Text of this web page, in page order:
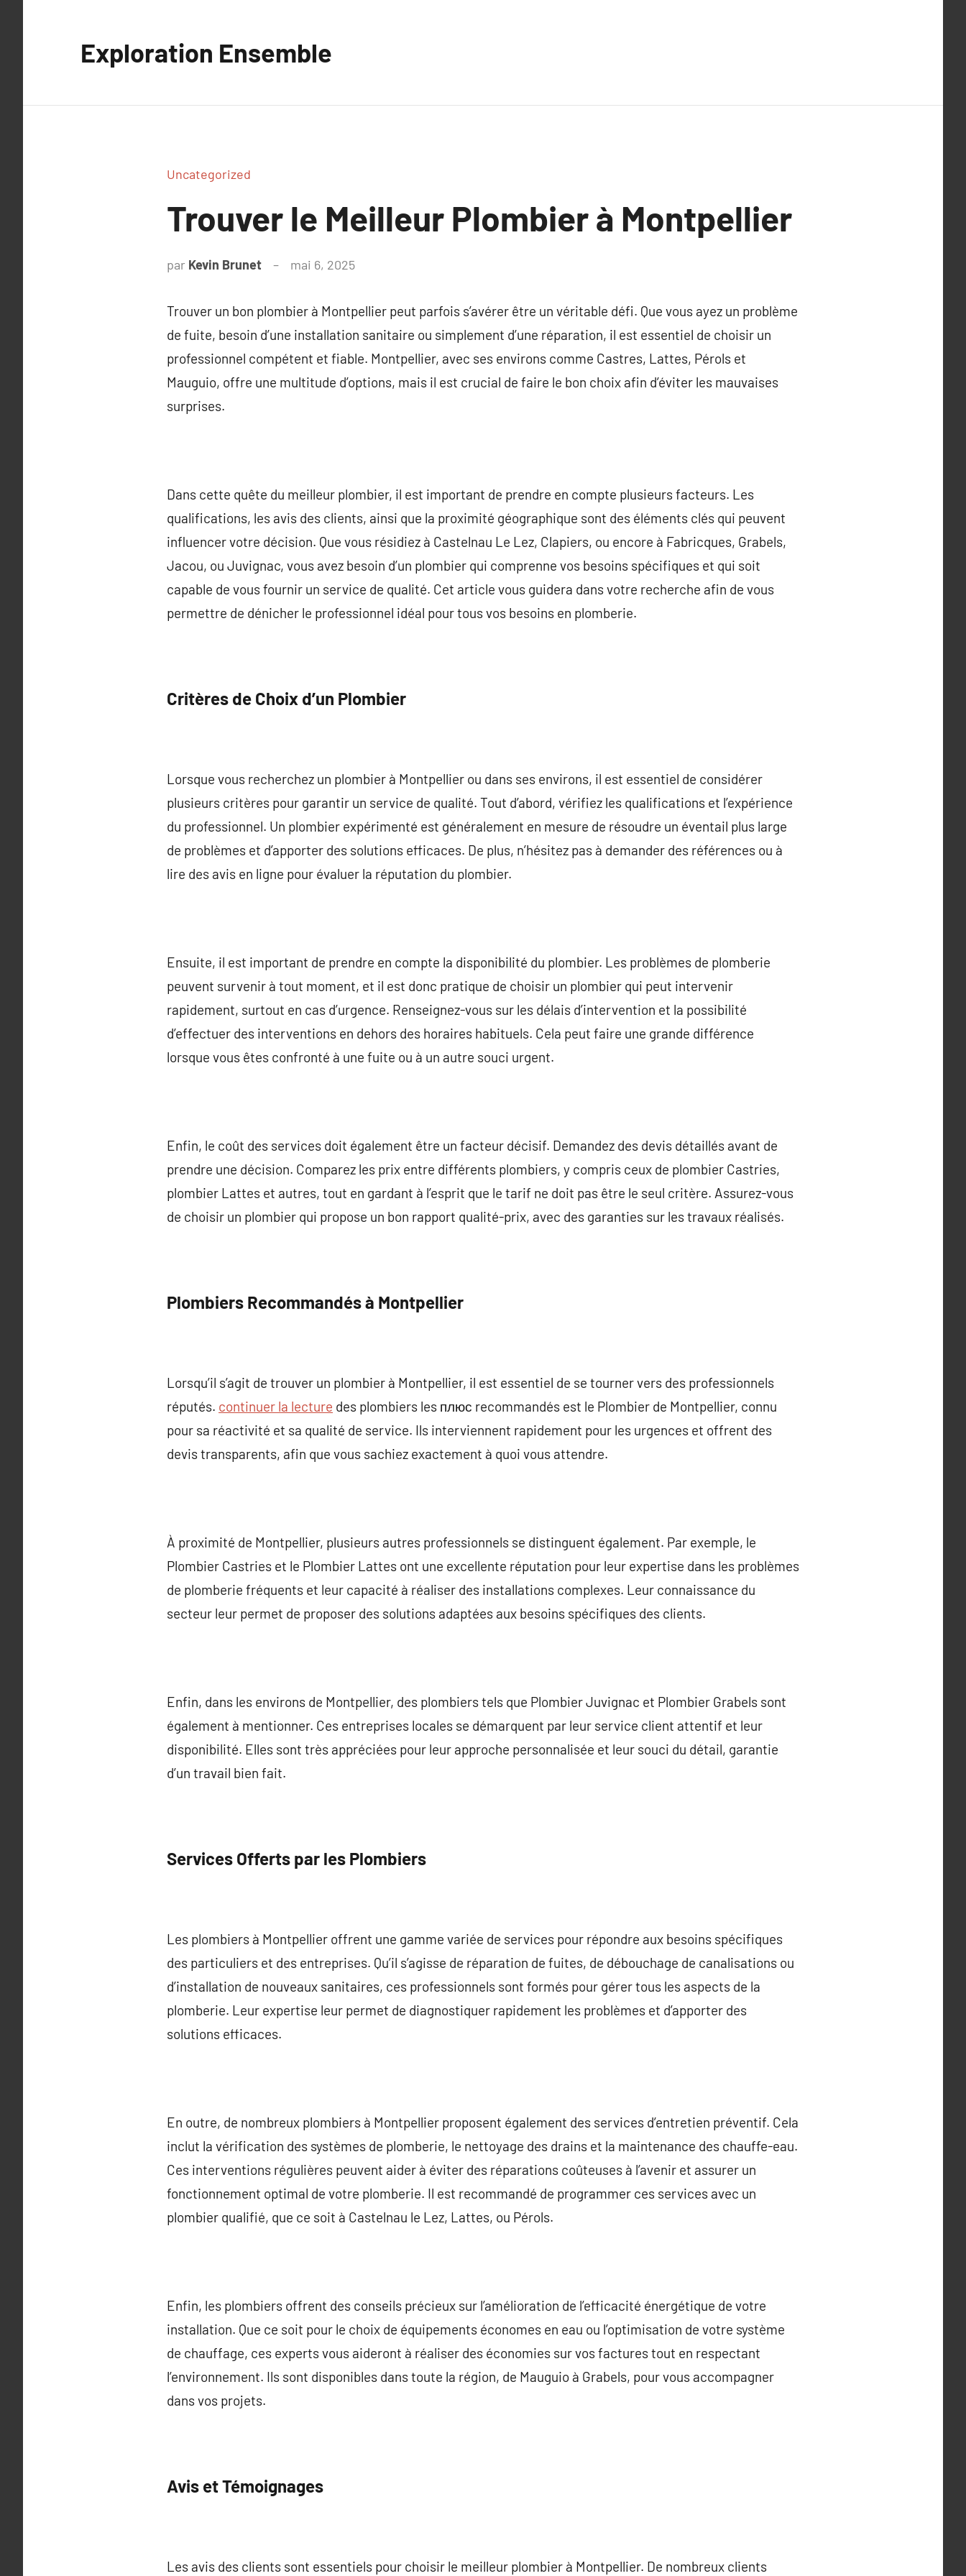
Exploration Ensemble
Uncategorized
Trouver le Meilleur Plombier à Montpellier
par Kevin Brunet mai 6, 2025
Trouver un bon plombier à Montpellier peut parfois s’avérer être un véritable défi. Que vous ayez un problème
de fuite, besoin d’une installation sanitaire ou simplement d’une réparation, il est essentiel de choisir un
professionnel compétent et fiable. Montpellier, avec ses environs comme Castres, Lattes, Pérols et
Mauguio, offre une multitude d’options, mais il est crucial de faire le bon choix afin d’éviter les mauvaises
surprises.
Dans cette quête du meilleur plombier, il est important de prendre en compte plusieurs facteurs. Les
qualifications, les avis des clients, ainsi que la proximité géographique sont des éléments clés qui peuvent
influencer votre décision. Que vous résidiez à Castelnau Le Lez, Clapiers, ou encore à Fabricques, Grabels,
Jacou, ou Juvignac, vous avez besoin d’un plombier qui comprenne vos besoins spécifiques et qui soit
capable de vous fournir un service de qualité. Cet article vous guidera dans votre recherche afin de vous
permettre de dénicher le professionnel idéal pour tous vos besoins en plomberie.
Critères de Choix d’un Plombier
Lorsque vous recherchez un plombier à Montpellier ou dans ses environs, il est essentiel de considérer
plusieurs critères pour garantir un service de qualité. Tout d’abord, vérifiez les qualifications et l’expérience
du professionnel. Un plombier expérimenté est généralement en mesure de résoudre un éventail plus large
de problèmes et d’apporter des solutions efficaces. De plus, n’hésitez pas à demander des références ou à
lire des avis en ligne pour évaluer la réputation du plombier.
Ensuite, il est important de prendre en compte la disponibilité du plombier. Les problèmes de plomberie
peuvent survenir à tout moment, et il est donc pratique de choisir un plombier qui peut intervenir
rapidement, surtout en cas d’urgence. Renseignez-vous sur les délais d’intervention et la possibilité
d’effectuer des interventions en dehors des horaires habituels. Cela peut faire une grande différence
lorsque vous êtes confronté à une fuite ou à un autre souci urgent.
Enfin, le coût des services doit également être un facteur décisif. Demandez des devis détaillés avant de
prendre une décision. Comparez les prix entre différents plombiers, y compris ceux de plombier Castries,
plombier Lattes et autres, tout en gardant à l’esprit que le tarif ne doit pas être le seul critère. Assurez-vous
de choisir un plombier qui propose un bon rapport qualité-prix, avec des garanties sur les travaux réalisés.
Plombiers Recommandés à Montpellier
Lorsqu’il s’agit de trouver un plombier à Montpellier, il est essentiel de se tourner vers des professionnels
réputés. continuer la lecture des plombiers les плюс recommandés est le Plombier de Montpellier, connu
pour sa réactivité et sa qualité de service. Ils interviennent rapidement pour les urgences et offrent des
devis transparents, afin que vous sachiez exactement à quoi vous attendre.
À proximité de Montpellier, plusieurs autres professionnels se distinguent également. Par exemple, le
Plombier Castries et le Plombier Lattes ont une excellente réputation pour leur expertise dans les problèmes
de plomberie fréquents et leur capacité à réaliser des installations complexes. Leur connaissance du
secteur leur permet de proposer des solutions adaptées aux besoins spécifiques des clients.
Enfin, dans les environs de Montpellier, des plombiers tels que Plombier Juvignac et Plombier Grabels sont
également à mentionner. Ces entreprises locales se démarquent par leur service client attentif et leur
disponibilité. Elles sont très appréciées pour leur approche personnalisée et leur souci du détail, garantie
d’un travail bien fait.
Services Offerts par les Plombiers
Les plombiers à Montpellier offrent une gamme variée de services pour répondre aux besoins spécifiques
des particuliers et des entreprises. Qu’il s’agisse de réparation de fuites, de débouchage de canalisations ou
d’installation de nouveaux sanitaires, ces professionnels sont formés pour gérer tous les aspects de la
plomberie. Leur expertise leur permet de diagnostiquer rapidement les problèmes et d’apporter des
solutions efficaces.
En outre, de nombreux plombiers à Montpellier proposent également des services d’entretien préventif. Cela
inclut la vérification des systèmes de plomberie, le nettoyage des drains et la maintenance des chauffe-eau.
Ces interventions régulières peuvent aider à éviter des réparations coûteuses à l’avenir et assurer un
fonctionnement optimal de votre plomberie. Il est recommandé de programmer ces services avec un
plombier qualifié, que ce soit à Castelnau le Lez, Lattes, ou Pérols.
Enfin, les plombiers offrent des conseils précieux sur l’amélioration de l’efficacité énergétique de votre
installation. Que ce soit pour le choix de équipements économes en eau ou l’optimisation de votre système
de chauffage, ces experts vous aideront à réaliser des économies sur vos factures tout en respectant
l’environnement. Ils sont disponibles dans toute la région, de Mauguio à Grabels, pour vous accompagner
dans vos projets.
Avis et Témoignages
Les avis des clients sont essentiels pour choisir le meilleur plombier à Montpellier. De nombreux clients